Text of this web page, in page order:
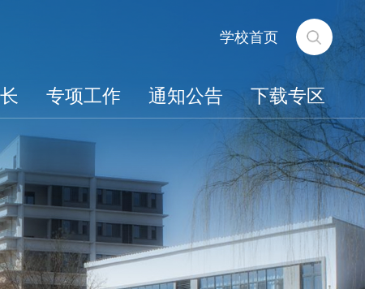
学校首页
专项工作 通知公告 下载专区